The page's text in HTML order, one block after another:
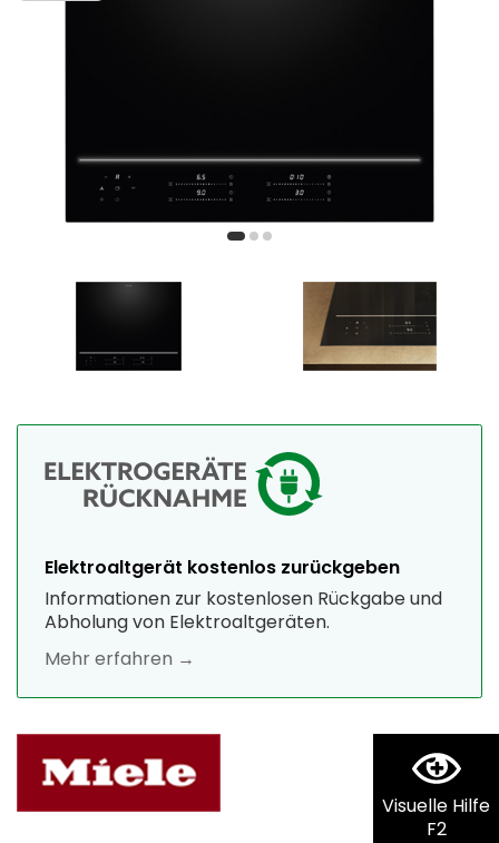
Visuelle Hilfe
F2
Elektroaltgerät kostenlos zurückgeben
Informationen zur kostenlosen Rückgabe und
Abholung von Elektroaltgeräten.
Mehr erfahren →